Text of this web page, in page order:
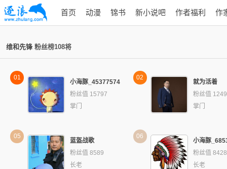
首页 动漫 锦书 新小说吧 作者福利 作
维和先锋粉丝榜108将
01
小海豚_45377574
粉丝值 15797
掌门
02
就为活着
粉丝值
掌门
05
蓝盔战歌
粉丝值 8589
长老
06
小海豚
粉丝值 8428
长老